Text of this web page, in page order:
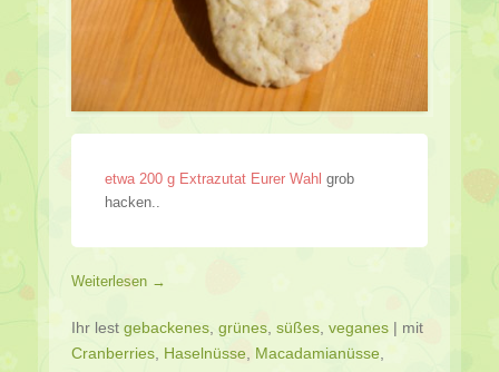
etwa 200 g Extrazutat Eurer Wahl grob
hacken..
Weiterlesen →
Ihr lest gebackenes grünes süßes veganes | mit
Cranberries Haselnüsse Macadamianüsse